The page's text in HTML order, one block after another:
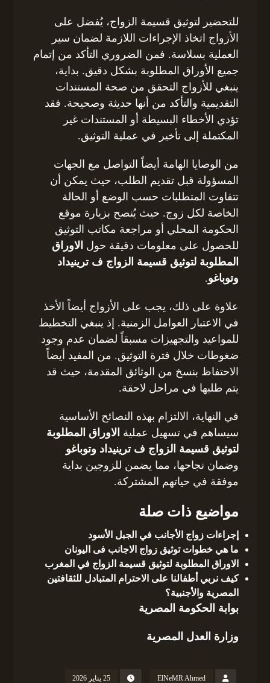
للتحضير لتوثيق قسيمة الزواج، يُفضل على
الأزواج اتخاذ الإجراءات اللازمة لضمان سير
العملية بسلاسة. فمن الضروري التأكد من إتمام
جميع الأوراق المطلوبة بشكل دقيق. بداية،
ينبغي للأزواج التحقق من صحة المستندات
التقديمية والتأكد من أنها حديثة وصحيحة. فقد
تؤدي الأخطاء البسيطة أو المستندات غير
المكتملة إلى تأخير في عملية التوثيق.
من الوصايا الهامة أيضاً التواصل مع الجهات
المسؤولة قبل تقديم الطلب، حيث يمكن أن
تتفاوت المتطلبات حسب الوضع أو الحالة
الخاصة لكل زوج. حيث يُنصح بزيارة موقع
الحكومة المحلي أو مراجعة مكاتب التوثيق
للحصول على معلومات دقيقة حول الاوراق
المطلوبة لتوثيق قسيمة الزواج ف ترينيداد
وتوباغو.
علاوة على ذلك، يجب على الأزواج أيضاً الأخذ
في الاعتبار العوامل الزمنية. إذ ينبغي التخطيط
للمواعيد والتجهيزات مسبقاً لضمان عدم وجود
ضغوطات خلال فترة التوثيق. من المفيد أيضاً
الاحتفاظ بنسخ من الوثائق المقدمة، حيث قد
يتم طلبها في مراحل لاحقة.
في النهاية، الالتزام بهذه النصائح الأساسية
سيساهم في تسهيل عملية الاوراق المطلوبة
لتوثيق قسيمة الزواج ف ترينيداد وتوباغو
وضمان نجاحها، مما يضمن للزوجين بداية
موفقة في حياتهم المشتركة.
مواضيع ذات صلة
إجراءات زواج الأجانب في الجبل الأسود
ما هي خطوات توثيق زواج الاجانب فى اليونان
الاوراق المطلوبة لتوثيق قسيمة الزواج في المغرب
كيف نربي أطفالنا على الاحترام المتبادل للثقافتين
المصرية والأجنبية؟
بوابة الحكومة المصرية
وزارة العدل المصرية
ElNeMR Ahmed 25 يناير 2026